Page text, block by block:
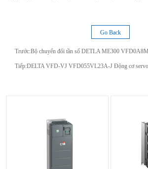
Go Back
Trước:Bộ chuyển đổi tần số DETLA ME300
Tiếp:DELTA VFD-VJ VFD055VL23A-J Động cơ servo